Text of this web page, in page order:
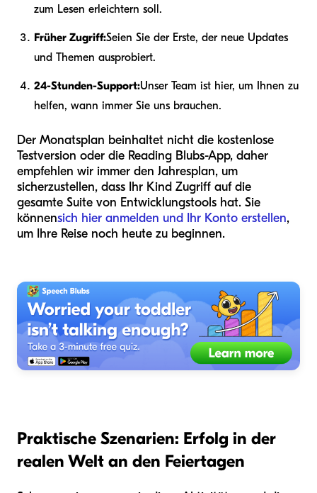
zum Lesen erleichtern soll.
Früher Zugriff:Seien Sie der Erste, der neue Updates
und Themen ausprobiert.
24-Stunden-Support:Unser Team ist hier, um Ihnen zu
helfen, wann immer Sie uns brauchen.
Der Monatsplan beinhaltet nicht die kostenlose
Testversion oder die Reading Blubs-App, daher
empfehlen wir immer den Jahresplan, um
sicherzustellen, dass Ihr Kind Zugriff auf die
gesamte Suite von Entwicklungstools hat. Sie
könnensich hier anmelden und Ihr Konto erstellen,
um Ihre Reise noch heute zu beginnen.
Praktische Szenarien: Erfolg in der
realen Welt an den Feiertagen